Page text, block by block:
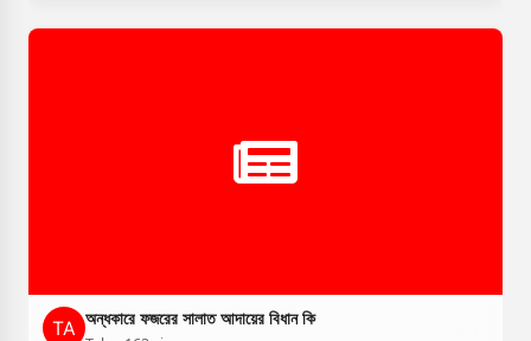
অন্ধকারে ফজরের সালাত আদায়ের বিধান কি